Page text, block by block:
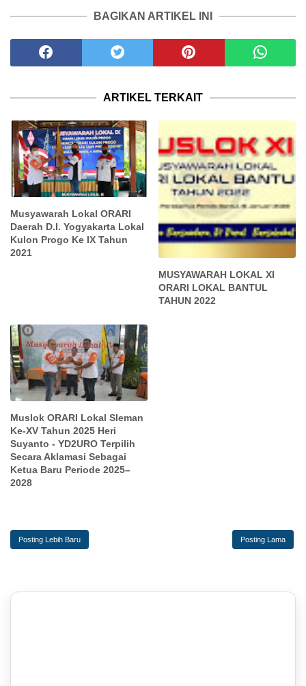
BAGIKAN ARTIKEL INI
ARTIKEL TERKAIT
Musyawarah Lokal ORARI
Daerah D.I. Yogyakarta Lokal
Kulon Progo Ke IX Tahun
2021
MUSYAWARAH LOKAL XI
ORARI LOKAL BANTUL
TAHUN 2022
Muslok ORARI Lokal Sleman
Ke-XV Tahun 2025 Heri
Suyanto - YD2URO Terpilih
Secara Aklamasi Sebagai
Ketua Baru Periode 2025–
2028
Posting Lebih Baru Posting Lama